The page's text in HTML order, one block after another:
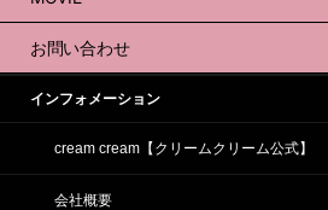
お問い合わせ
インフォメーション
cream cream【クリームクリーム公式】
会社概要